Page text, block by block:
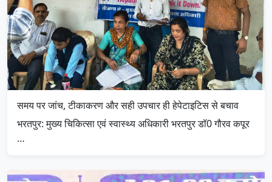
समय पर जांच, टीकाकरण और सही उपचार ही हेपेटाइटिस से बचाव
भरतपुर: मुख्य चिकित्सा एवं स्वास्थ्य अधिकारी भरतपुर डॉ0 गौरव कपूर
…